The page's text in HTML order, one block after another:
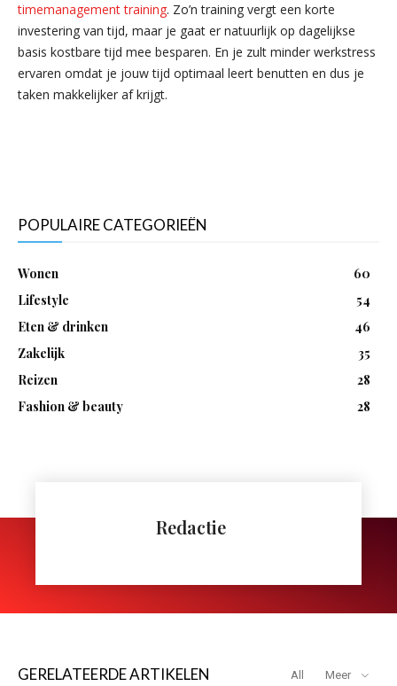
timemanagement training. Zo’n training vergt een korte
investering van tijd, maar je gaat er natuurlijk op dagelijkse
basis kostbare tijd mee besparen. En je zult minder werkstress
ervaren omdat je jouw tijd optimaal leert benutten en dus je
taken makkelijker af krijgt.
POPULAIRE CATEGORIEËN
Wonen
60
Lifestyle
54
Eten & drinken
46
Zakelijk
35
Reizen
28
Fashion & beauty
28
Redactie
GERELATEERDE ARTIKELEN All Meer